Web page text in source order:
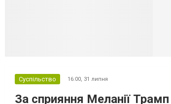
Суспільство 16:00, 31 липня
За сприяння Меланії